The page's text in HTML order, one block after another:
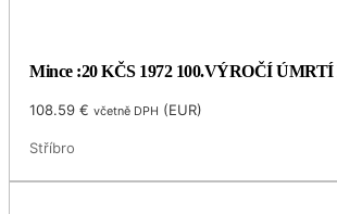
Mince :20 KČS 1972 100.VÝROČÍ
108.59€ včetně DPH (EUR)
Stříbro